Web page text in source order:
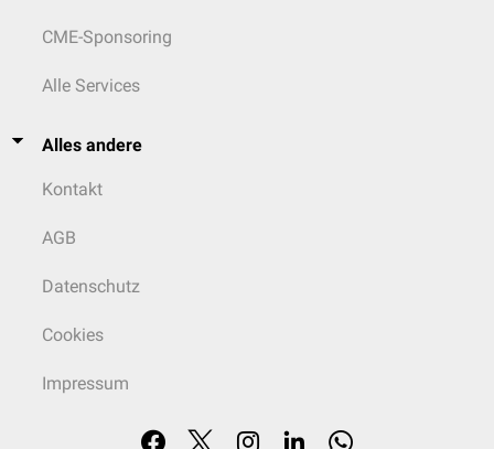
CME-Sponsoring
Alle Services
Alles andere
Kontakt
AGB
Datenschutz
Cookies
Impressum